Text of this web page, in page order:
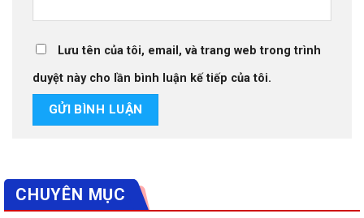
Lưu tên của tôi, email, và trang web trong trình
duyệt này cho lần bình luận kế tiếp của tôi.
CHUYÊN MỤC